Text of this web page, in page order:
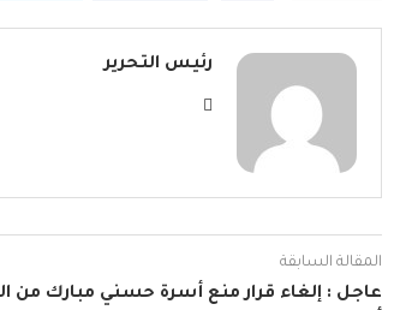
رئيس التحرير
المقالة السابقة
عاجل : إلغاء قرار منع أسرة حسني مبارك من